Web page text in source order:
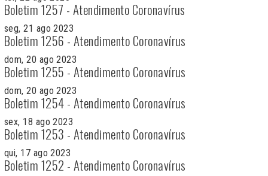
Boletim 1257 - Atendimento Coronavírus
seg, 21 ago 2023
Boletim 1256 - Atendimento Coronavírus
dom, 20 ago 2023
Boletim 1255 - Atendimento Coronavírus
dom, 20 ago 2023
Boletim 1254 - Atendimento Coronavírus
sex, 18 ago 2023
Boletim 1253 - Atendimento Coronavírus
qui, 17 ago 2023
Boletim 1252 - Atendimento Coronavírus